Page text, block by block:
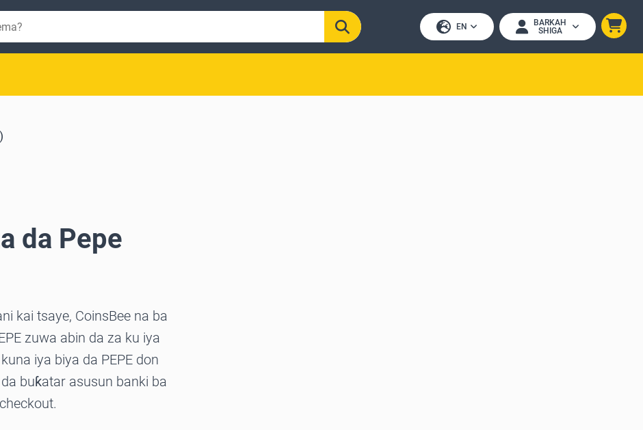
EN
BARKAH
SHIGA
da Pepe
kai tsaye, CoinsBee na ba
zuwa abin da za ku iya
iya biya da PEPE don
buƙatar asusun banki ba